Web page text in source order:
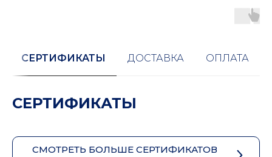
СЕРТИФИКАТЫ ДОСТАВКА ОПЛАТА
СЕРТИФИКАТЫ
СМОТРЕТЬ БОЛЬШЕ СЕРТИФИКАТОВ